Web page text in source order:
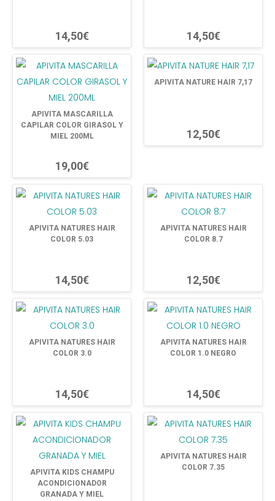
14,50€ 14,50€
APIVITA MASCARILLA
CAPILAR COLOR GIRASOL Y
MIEL 200ML
19,00€
APIVITA NATURE HAIR 7,17
12,50€
APIVITA NATURES HAIR
COLOR 5.03
14,50€
APIVITA NATURES HAIR
COLOR 8.7
12,50€
APIVITA NATURES HAIR
COLOR 3.0
14,50€
APIVITA NATURES HAIR
COLOR 1.0 NEGRO
14,50€
APIVITA KIDS CHAMPU
ACONDICIONADOR
GRANADA Y MIEL
APIVITA NATURES HAIR
COLOR 7.35